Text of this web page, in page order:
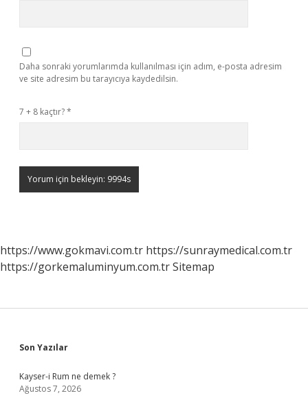
Daha sonraki yorumlarımda kullanılması için adım, e-posta adresim
ve site adresim bu tarayıcıya kaydedilsin.
7 + 8 kaçtır?*
https://www.gokmavi.com.tr https://sunraymedical.com.tr
https://gorkemaluminyum.com.trSitemap
Sidebar
Son Yazılar
Kayser-i Rum ne demek ?
Ağustos 7, 2026